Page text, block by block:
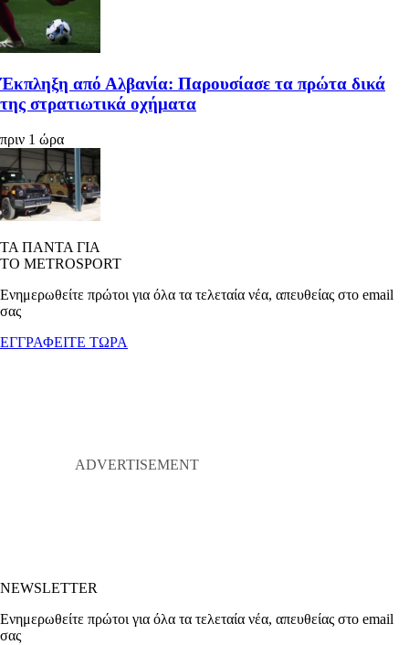
Έκπληξη από Αλβανία: Παρουσίασε τα πρώτα δικά
της στρατιωτικά οχήματα
πριν 1 ώρα
ΤΑ ΠΑΝΤΑ ΓΙΑ
ΤΟ METROSPORT
Ενημερωθείτε πρώτοι για όλα τα τελεταία νέα, απευθείας στο email
σας
ΕΓΓΡΑΦΕΙΤΕ ΤΩΡΑ
NEWSLETTER
Ενημερωθείτε πρώτοι για όλα τα τελεταία νέα, απευθείας στο email
σας